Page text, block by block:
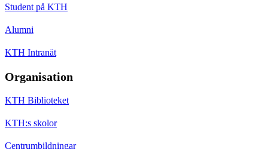
Student på KTH
Alumni
KTH Intranät
Organisation
KTH Biblioteket
KTH:s skolor
Centrumbildningar